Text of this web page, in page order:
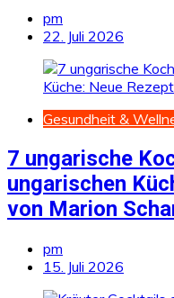
pm
22. Juli 2026
Gesundheit &
7 ungarische
ungarischen
von Marion
pm
15. Juli 2026